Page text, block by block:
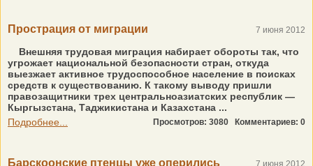
Прострация от миграции 7 июня 2012
Внешняя трудовая миграция набирает обороты так, что
угрожает национальной безопасности стран, откуда
выезжает активное трудоспособное население в поисках
средств к существованию. К такому выводу пришли
правозащитники трех центральноазиатских республик —
Кыргызстана, Таджикистана и Казахстана ...
Подробнее...
Просмотров: 3080 Комментариев: 0
Барскоонские птенцы уже оперились 7 июня 2012